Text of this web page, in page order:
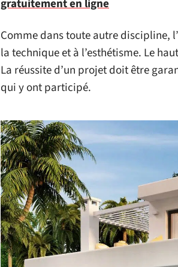
gratuitement en ligne
Comme dans toute autre discipline,
la technique et à l’esthétisme. Le
La réussite d’un projet doit être
qui y ont participé.